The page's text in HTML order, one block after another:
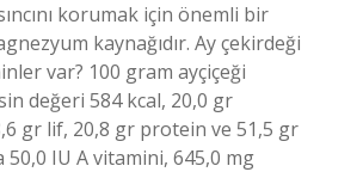
korumak için önemli bir
kaynağıdır. Ay çekirdeği
var? 100 gram ayçiçeği
değeri 584 kcal, 20,0 gr
gr lif, 20,8 gr protein ve 51,5 gr
50,0 IU A vitamini, 645,0 mg